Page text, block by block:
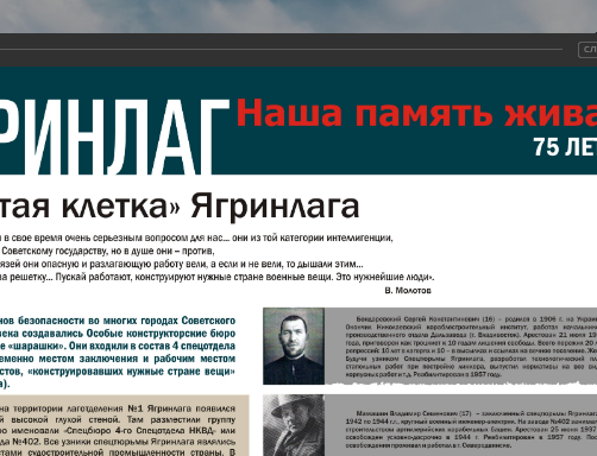
Новомучеников и
Земли
Сайт создан по благословлению
Наследники Галерея